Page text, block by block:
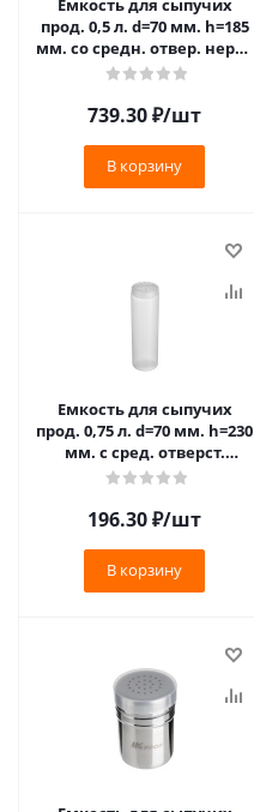
Емкость для сыпучих
прод. 0,5 л. d=70 мм. h=185
мм. со средн. отвер. нерж.
МГ (MG) /1/6/72/ (DRG18)
739.30₽/шт
В корзину
Емкость для сыпучих
прод. 0,75 л. d=70 мм. h=230
мм. с сред. отверст.
прозрачная GP /1/24/ ТП
196.30₽/шт
В корзину